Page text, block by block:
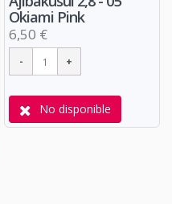
Okiami Pink
6,50 €
No disponible